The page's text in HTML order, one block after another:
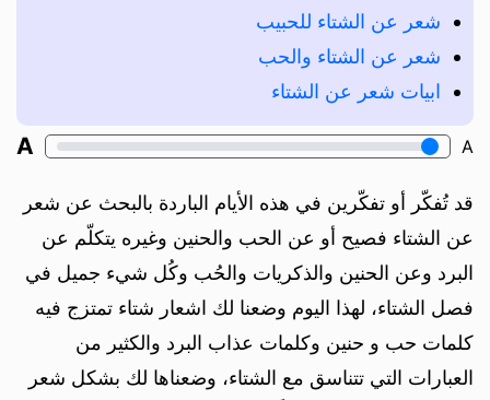
شعر عن الشتاء للحبيب
شعر عن الشتاء والحب
ابيات شعر عن الشتاء
A
A
قد تُفكّر أو تفكّرين في هذه الأيام الباردة بالبحث عن شعر
عن الشتاء فصيح أو عن الحب والحنين وغيره يتكلّم عن
البرد وعن الحنين والذكريات والحُب وكُل شيء جميل في
فصل الشتاء، لهذا اليوم وضعنا لك اشعار شتاء تمتزج فيه
كلمات حب و حنين وكلمات عذاب البرد والكثير من
العبارات التي تتناسق مع الشتاء، وضعناها لك بشكل شعر